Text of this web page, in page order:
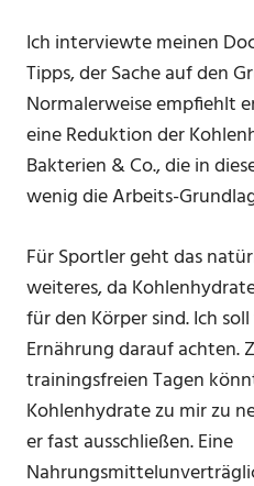
Ich interviewte meinen
Tipps, der Sache auf den
Normalerweise empfiehlt
eine Reduktion der
Bakterien & Co., die in
wenig die Arbeits-
Für Sportler geht das
weiteres, da
für den Körper sind. Ich
Ernährung darauf achten.
trainingsfreien Tagen
Kohlenhydrate zu mir zu
er fast ausschließen. Eine